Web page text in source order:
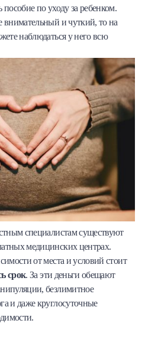
по уходу за ребенком.
и чуткий, то на
наблюдаться у него всю
специалистам существуют
медицинских центрах.
от места и условий стоит
срок. За эти деньги обещают
безлимитное
и даже круглосуточные